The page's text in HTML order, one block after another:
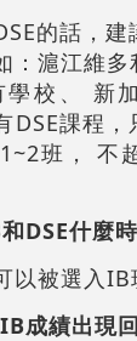
的話，
：滬江維多
校、 新
DSE課程
班， 不
DSE什麼
被選入IB
成績出現